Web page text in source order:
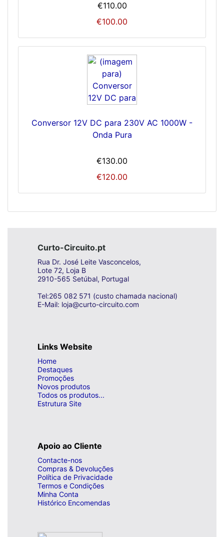
€110.00
€100.00
Conversor 12V DC para 230V AC 1000W -
Onda Pura
€130.00
€120.00
Curto-Circuito.pt
Rua Dr. José Leite Vasconcelos,
Lote 72, Loja B
2910-565 Setúbal, Portugal
Tel:265 082 571 (custo chamada nacional)
E-Mail: loja@curto-circuito.com
Links Website
Home
Destaques
Promoções
Novos produtos
Todos os produtos...
Estrutura Site
Apoio ao Cliente
Contacte-nos
Compras & Devoluções
Política de Privacidade
Termos e Condições
Minha Conta
Histórico Encomendas